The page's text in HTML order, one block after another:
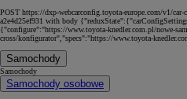
POST https://dxp-webcarconfig.toyota-europe.com/v1/
a2e4d25ef931 with body
{"configure":"https://www.toyota-knedler.com.pl/nowe-
cross/konfigurator","specs":"https://www.toyota-
Samochody
Samochody
Samochody osobowe